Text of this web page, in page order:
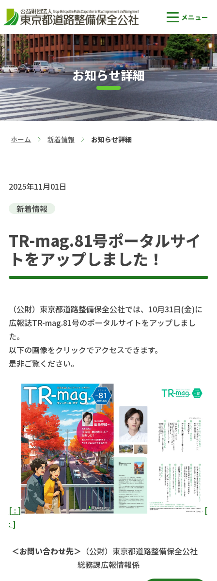
お知らせ詳細
ホーム
新着情報
お知らせ詳細
2025年11月01日
新着情報
TR-mag.81号ポータルサイ
トをアップしました！
（公財）東京都道路整備保全公社では、10月31日(金)に
広報誌TR-mag.81号のポータルサイトをアップしまし
た。
以下の画像をクリックでアクセスできます。
是非ご覧ください。
[ : ]
[
: ]
＜お問い合わせ先＞ （公財）東京都道路整備保全公社
総務課広報情報係